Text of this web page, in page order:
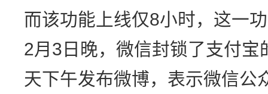
而该功能上线仅8小时，这一
2月3日晚，微信封锁了支付
天下午发布微博，表示微信公